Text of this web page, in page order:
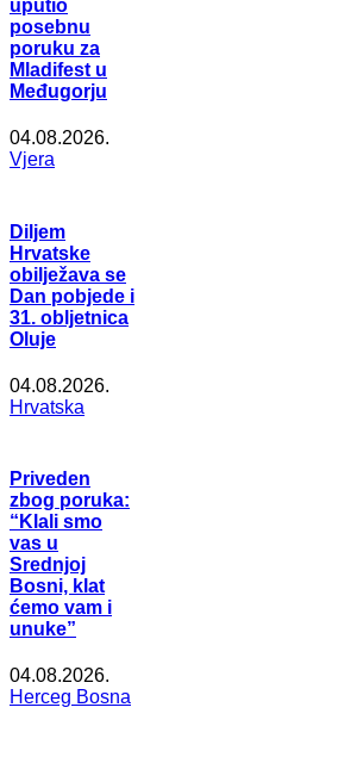
uputio
posebnu
poruku za
Mladifest u
Međugorju
04.08.2026.
Vjera
Diljem
Hrvatske
obilježava se
Dan pobjede i
31. obljetnica
Oluje
04.08.2026.
Hrvatska
Priveden
zbog poruka:
“Klali smo
vas u
Srednjoj
Bosni, klat
ćemo vam i
unuke”
04.08.2026.
Herceg Bosna